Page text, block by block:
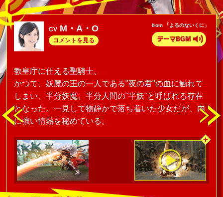
CVM・A・O
コメントを見る
from 「よるのないくに」
教皇庁に仕える聖騎士。
かつて、妖魔の王の一人である"夜の君"の血に触れて
しまい、半分妖魔、半分人間の"半妖"と呼ばれる存在
となった。一見して物静かで落ち着いた少女だが、内
に強い情熱を秘めている。